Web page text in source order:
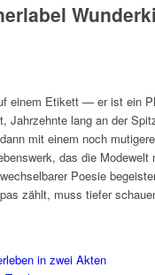
einem Etikett — er ist ein
Jahrzehnte lang an der
mit einem noch
das die Modewelt
Poesie
zählt, muss tiefer
in zwei Akten